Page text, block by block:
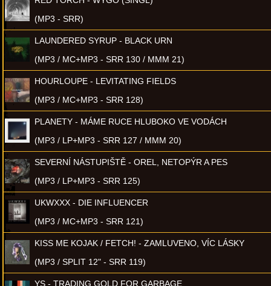
(MP3 - SRR)
LAUNDERED SYRUP - BLACK URN
(MP3 / MC+MP3 - SRR 130 / MMM 21)
HOURLOUPE - LEVITATING FIELDS
(MP3 / MC+MP3 - SRR 128)
PLANETY - MÁME RUCE HLUBOKO VE VODÁCH
(MP3 / LP+MP3 - SRR 127 / MMM 20)
SEVERNÍ NÁSTUPIŠTĚ - OREL, NETOPÝR A PES
(MP3 / LP+MP3 - SRR 125)
UKWXXX - DIE INFLUENCER
(MP3 / MC+MP3 - SRR 121)
KISS ME KOJAK / FETCH! - ZAMLUVENO, VÍC LÁSKY
(MP3 / SPLIT 12" - SRR 119)
YS - TRADING GOLD FOR GARBAGE